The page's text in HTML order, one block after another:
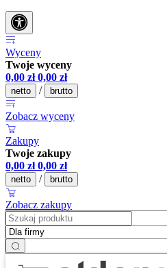
Wyceny
Twoje wyceny
0,00 zł 0,00 zł
netto / brutto
Zobacz wyceny
Zakupy
Twoje zakupy
0,00 zł 0,00 zł
netto / brutto
Zobacz zakupy